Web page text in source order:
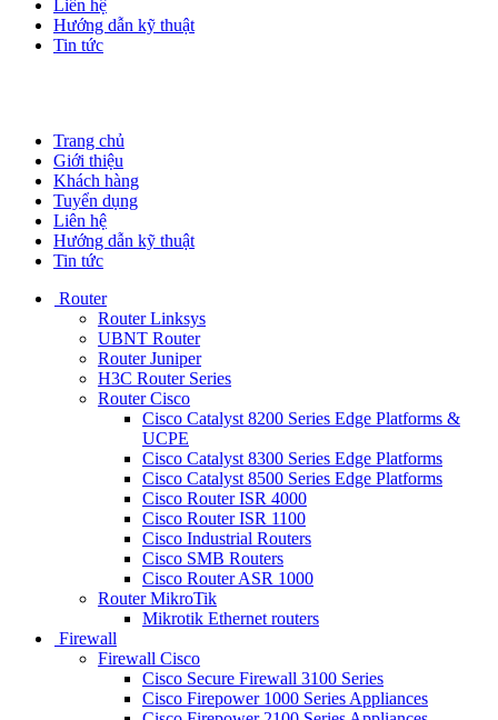
Liên hệ
Hướng dẫn kỹ thuật
Tin tức
Trang chủ
Giới thiệu
Khách hàng
Tuyển dụng
Liên hệ
Hướng dẫn kỹ thuật
Tin tức
Router
Router Linksys
UBNT Router
Router Juniper
H3C Router Series
Router Cisco
Cisco Catalyst 8200 Series Edge Platforms &
UCPE
Cisco Catalyst 8300 Series Edge Platforms
Cisco Catalyst 8500 Series Edge Platforms
Cisco Router ISR 4000
Cisco Router ISR 1100
Cisco Industrial Routers
Cisco SMB Routers
Cisco Router ASR 1000
Router MikroTik
Mikrotik Ethernet routers
Firewall
Firewall Cisco
Cisco Secure Firewall 3100 Series
Cisco Firepower 1000 Series Appliances